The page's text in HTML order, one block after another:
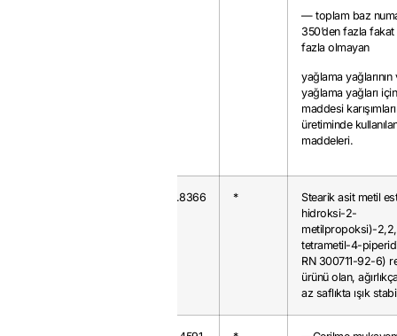
— toplam baz
350’den fazla fakat
fazla olmayan
yağlama yağlarının
yağlama yağları
maddesi
üretiminde
maddeleri.
0.8366 *
Stearik asit metil
hidroksi-2-
metilpropoksi)-
tetrametil-4-
RN 300711-92-6)
ürünü olan,
az saflıkta ışık